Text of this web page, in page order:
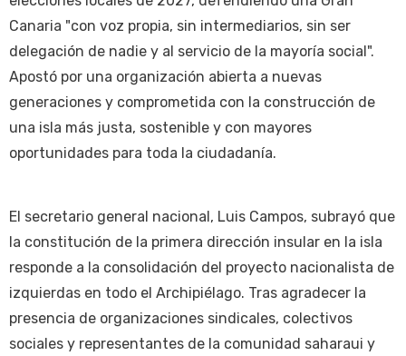
Canaria "con voz propia, sin intermediarios, sin ser
delegación de nadie y al servicio de la mayoría social".
Apostó por una organización abierta a nuevas
generaciones y comprometida con la construcción de
una isla más justa, sostenible y con mayores
oportunidades para toda la ciudadanía.
El secretario general nacional, Luis Campos, subrayó que
la constitución de la primera dirección insular en la isla
responde a la consolidación del proyecto nacionalista de
izquierdas en todo el Archipiélago. Tras agradecer la
presencia de organizaciones sindicales, colectivos
sociales y representantes de la comunidad saharaui y